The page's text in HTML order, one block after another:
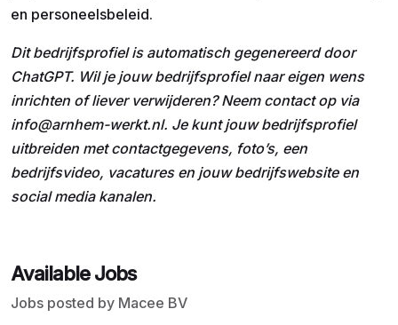
en personeelsbeleid.
Dit bedrijfsprofiel is automatisch gegenereerd door
ChatGPT. Wil je jouw bedrijfsprofiel naar eigen wens
inrichten of liever verwijderen? Neem contact op via
info@arnhem-werkt.nl. Je kunt jouw bedrijfsprofiel
uitbreiden met contactgegevens, foto’s, een
bedrijfsvideo, vacatures en jouw bedrijfswebsite en
social media kanalen.
Available Jobs
Jobs posted by Macee BV